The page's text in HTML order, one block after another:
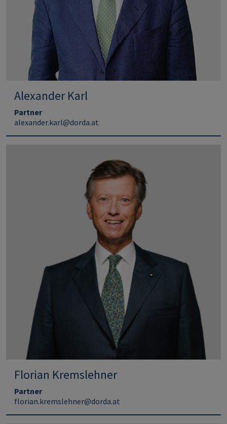
Alexander Karl
Partner
alexander.karl@dorda.at
Florian Kremslehner
Partner
florian.kremslehner@dorda.at